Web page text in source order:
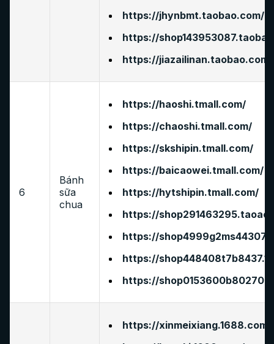
https://jhynbmt.taobao.com/
https://
https://jiazailinan.taobao.com/
6
Bánh
sữa
chua
https://haoshi.tmall.com/
https://chaoshi.tmall.com/
https://skshipin.tmall.com/
https://baicaowei.tmall.com/
https://hytshipin.tmall.com/
https://
https://
https://
https://
https://xinmeixiang.1688.com/